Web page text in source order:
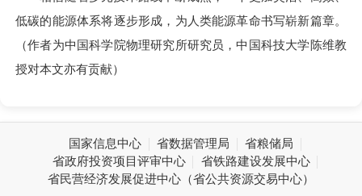
低碳的能源体系将逐步形成，为人类能源革命书写崭新篇章。
（作者为中国科学院物理研究所研究员，中国科技大学陈维教
授对本文亦有贡献）
国家信息中心 省数据管理局
省粮储局
省政府投资项目评审中心
省铁路建设发展中心
省民营经济发展促进中心（省公共资源交易中心）